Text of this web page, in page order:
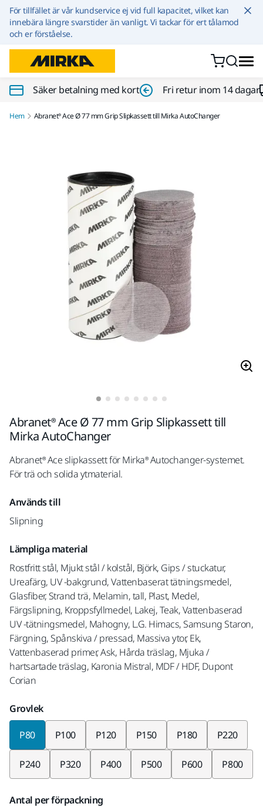
Hoppa till innehållet
För tillfället är vår kundservice ej vid full kapacitet, vilket kan
innebära längre svarstider än vanligt. Vi tackar för ert tålamod
och er förståelse.
Säker betalning med kort Fri retur inom 14 dagar
Hem Abranet® Ace Ø 77 mm Grip Slipkassett till Mirka AutoChanger
Abranet® Ace Ø 77 mm Grip Slipkassett till
Mirka AutoChanger
Abranet® Ace slipkassett för Mirka® Autochanger-systemet.
För trä och solida ytmaterial.
Används till
Slipning
Lämpliga material
Rostfritt stål, Mjukt stål / kolstål, Björk, Gips / stuckatur,
Ureafärg, UV -bakgrund, Vattenbaserat tätningsmedel,
Glasfiber, Strand trä, Melamin, tall, Plast, Medel,
Färgslipning, Kroppsfyllmedel, Lakej, Teak, Vattenbaserad
UV -tätningsmedel, Mahogny, L.G. Himacs, Samsung Staron,
Färgning, Spånskiva / pressad, Massiva ytor, Ek,
Vattenbaserad primer, Ask, Hårda träslag, Mjuka /
hartsartade träslag, Karonia Mistral, MDF / HDF, Dupont
Corian
Grovlek
P80 P100 P120 P150 P180 P220
P240 P320 P400 P500 P600 P800
Antal per förpackning